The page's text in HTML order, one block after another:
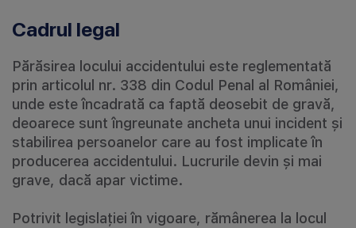
Cadrul legal
Părăsirea locului accidentului este reglementată
prin articolul nr. 338 din Codul Penal al României,
unde este încadrată ca faptă deosebit de gravă,
deoarece sunt îngreunate ancheta unui incident și
stabilirea persoanelor care au fost implicate în
producerea accidentului. Lucrurile devin și mai
grave, dacă apar victime.
Potrivit legislației în vigoare, rămânerea la locul